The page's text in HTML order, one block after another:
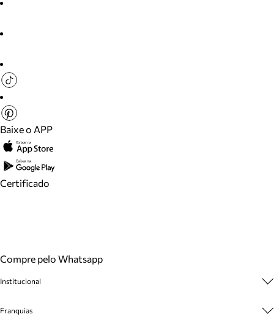
Baixe o APP
Certificado
Compre pelo Whatsapp
Institucional
Franquias